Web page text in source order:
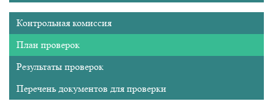
Меню
контрольной
комиссии
Контрольная комиссия
План проверок
Результаты проверок
Перечень документов для проверки